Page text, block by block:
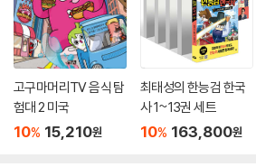
고구마머리TV 음식 탐
험대 2 미국
10% 15,210원
최태성의 한능검 한국
사 1~13권 세트
10% 163,800원